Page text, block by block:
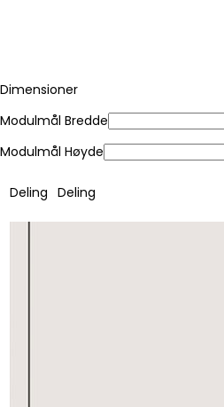
Dimensioner
Modulmål Bredde
Modulmål Høyde
Deling Deling